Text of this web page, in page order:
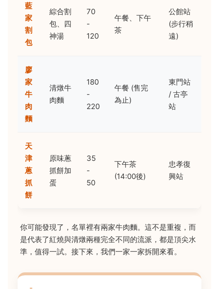
藍
家
割
包
綜合割
包、四
神湯
70
-
120
午餐、下午
茶
公館站
(步行稍
遠)
廖
家
牛
肉
麵
清燉牛
肉麵
180
-
220
午餐 (售完
為止)
東門站
/ 古亭
站
天
津
蔥
抓
餅
原味蔥
抓餅加
蛋
35
-
50
下午茶
(14:00後)
忠孝復
興站
你可能發現了，名單裡有兩家牛肉麵。這不是重複，而
是代表了紅燒與清燉兩種完全不同的流派，都是頂尖水
準，值得一試。接下來，我們一家一家拆開來看。